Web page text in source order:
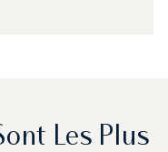
Les Plus